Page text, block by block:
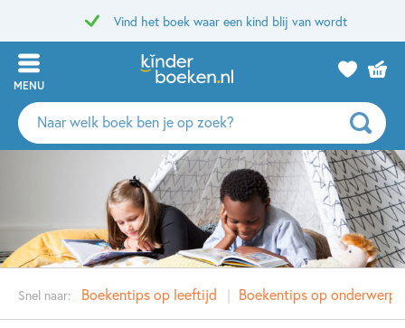
Vind het boek waar een kind blij van wordt
MENU
Zoeken
naar
uitgevers
Snel naar: Boekentips op leeftijd Boekentips op onderwerp